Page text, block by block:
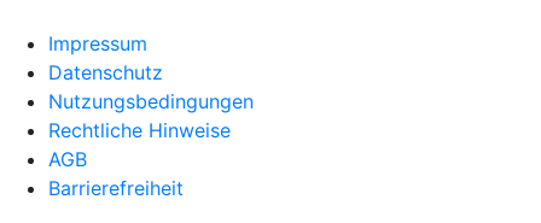
Impressum
Datenschutz
Nutzungsbedingungen
Rechtliche Hinweise
AGB
Barrierefreiheit